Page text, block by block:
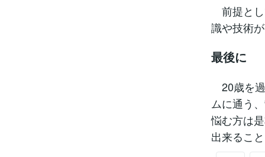
前提と
識や技術
最後に
20歳を
ムに通う
悩む方は
出来るこ